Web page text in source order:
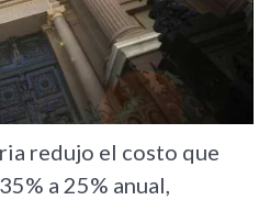
redujo el costo que
a 25% anual,